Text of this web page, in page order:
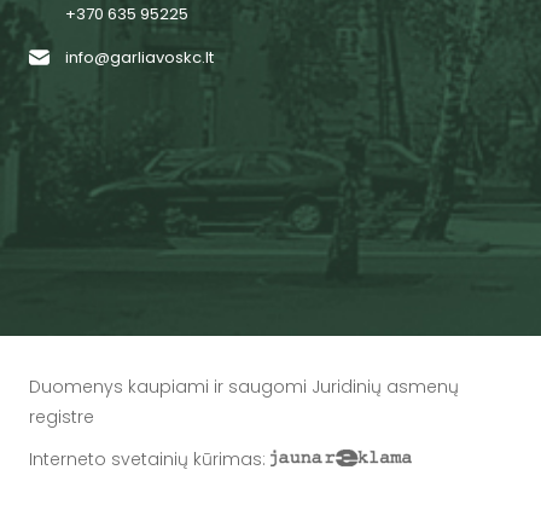
+370 635 95225
info@garliavoskc.lt
Duomenys kaupiami ir saugomi Juridinių asmenų
registre
Interneto svetainių kūrimas: